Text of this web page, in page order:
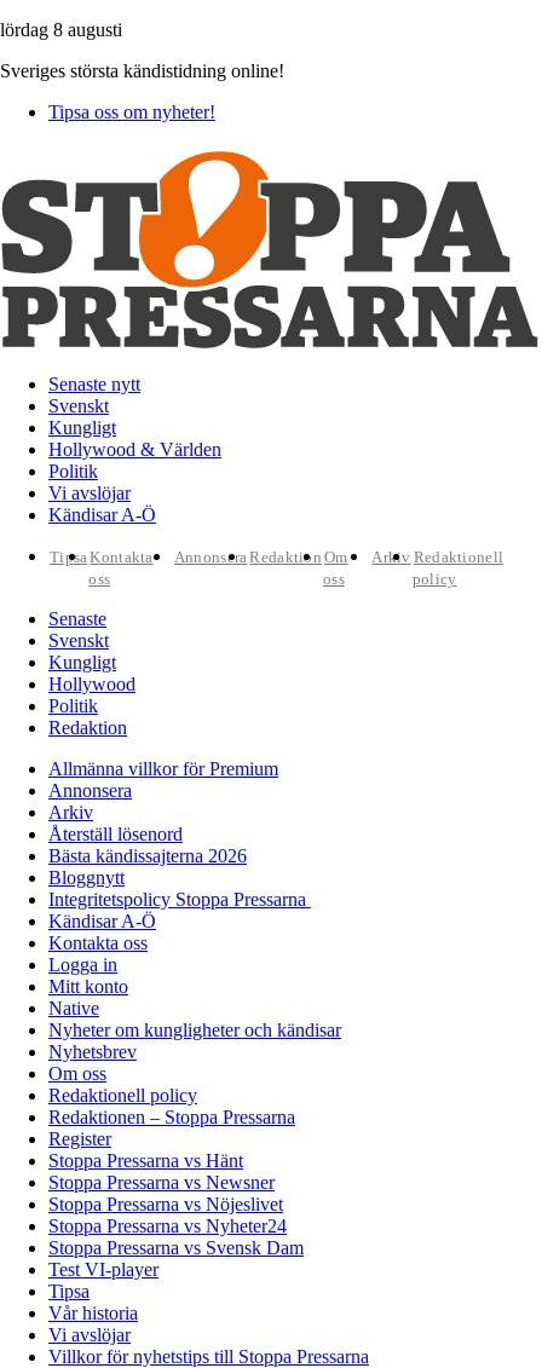
lördag 8 augusti
Sveriges största kändistidning online!
Tipsa oss om nyheter!
Senaste nytt
Svenskt
Kungligt
Hollywood & Världen
Politik
Vi avslöjar
Kändisar A-Ö
TipsaKontakta
oss
AnnonseraRedaktion Om
oss
Arkiv Redaktionell
policy
Senaste
Svenskt
Kungligt
Hollywood
Politik
Redaktion
Allmänna villkor för Premium
Annonsera
Arkiv
Återställ lösenord
Bästa kändissajterna 2026
Bloggnytt
Integritetspolicy Stoppa Pressarna
Kändisar A-Ö
Kontakta oss
Logga in
Mitt konto
Native
Nyheter om kungligheter och kändisar
Nyhetsbrev
Om oss
Redaktionell policy
Redaktionen – Stoppa Pressarna
Register
Stoppa Pressarna vs Hänt
Stoppa Pressarna vs Newsner
Stoppa Pressarna vs Nöjeslivet
Stoppa Pressarna vs Nyheter24
Stoppa Pressarna vs Svensk Dam
Test VI-player
Tipsa
Vår historia
Vi avslöjar
Villkor för nyhetstips till Stoppa Pressarna